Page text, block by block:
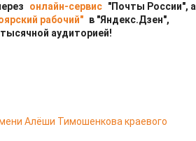
онлайн-сервис "Почты России", а
рабочий" в "Яндекс.Дзен",
аудиторией!
Алёши Тимошенкова краевого